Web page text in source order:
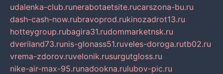
udalenka-club.runerabotaetsite.rucarszona-bu.ru
dash-cash-now.rubravoprod.rukinozadrot13.ru
hotteygroup.rubagira31.rudommarketnsk.ru
dveriland73.runis-glonass51.ruveles-doroga.rutb02.ru
vrema-zdorov.ruvelonik.rusurgutgloss.ru
nike-air-max-95.runadookna.rulubov-pic.ru